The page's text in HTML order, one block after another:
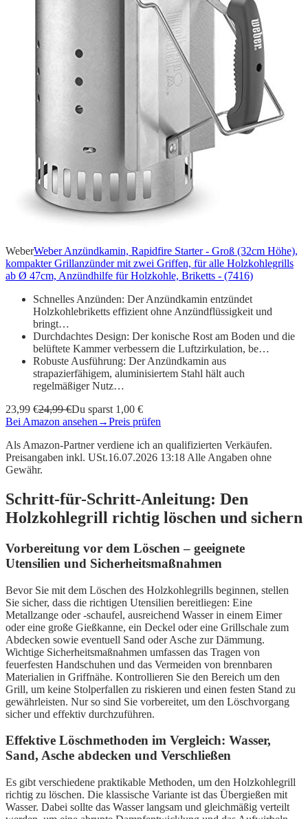
WeberWeber Anzündkamin, Rapidfire Starter - Groß (32cm Höhe),
kompakter Grillanzünder mit zwei Griffen, für alle Holzkohlegrills
ab Ø 47cm, Anzündhilfe für Holzkohle, Briketts - (7416)
Schnelles Anzünden: Der Anzündkamin entzündet
Holzkohlebriketts effizient ohne Anzündflüssigkeit und
bringt…
Durchdachtes Design: Der konische Rost am Boden und die
belüftete Kammer verbessern die Luftzirkulation, be…
Robuste Ausführung: Der Anzündkamin aus
strapazierfähigem, aluminisiertem Stahl hält auch
regelmäßiger Nutz…
23,99 €24,99 €Du sparst 1,00 €
Bei Amazon ansehen →Preis prüfen
Als Amazon-Partner verdiene ich an qualifizierten Verkäufen.
Preisangaben inkl. USt.16.07.2026 13:18 Alle Angaben ohne
Gewähr.
Schritt-für-Schritt-Anleitung: Den
Holzkohlegrill richtig löschen und sichern
Vorbereitung vor dem Löschen – geeignete
Utensilien und Sicherheitsmaßnahmen
Bevor Sie mit dem Löschen des Holzkohlegrills beginnen, stellen
Sie sicher, dass die richtigen Utensilien bereitliegen: Eine
Metallzange oder -schaufel, ausreichend Wasser in einem Eimer
oder eine große Gießkanne, ein Deckel oder eine Grillschale zum
Abdecken sowie eventuell Sand oder Asche zur Dämmung.
Wichtige Sicherheitsmaßnahmen umfassen das Tragen von
feuerfesten Handschuhen und das Vermeiden von brennbaren
Materialien in Griffnähe. Kontrollieren Sie den Bereich um den
Grill, um keine Stolperfallen zu riskieren und einen festen Stand zu
gewährleisten. Nur so sind Sie vorbereitet, um den Löschvorgang
sicher und effektiv durchzuführen.
Effektive Löschmethoden im Vergleich: Wasser,
Sand, Asche abdecken und Verschließen
Es gibt verschiedene praktikable Methoden, um den Holzkohlegrill
richtig zu löschen. Die klassische Variante ist das Übergießen mit
Wasser. Dabei sollte das Wasser langsam und gleichmäßig verteilt